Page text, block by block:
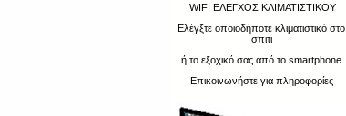
WIFI ΕΛΕΓΧΟΣ ΚΛΙΜΑΤΙΣΤΙΚΟΥ
Ελέγξτε οποιοδήποτε κλιματιστικό στο
σπιτι
ή το εξοχικό σας από το smartphone
Επικοινωνήστε για πληροφορίες